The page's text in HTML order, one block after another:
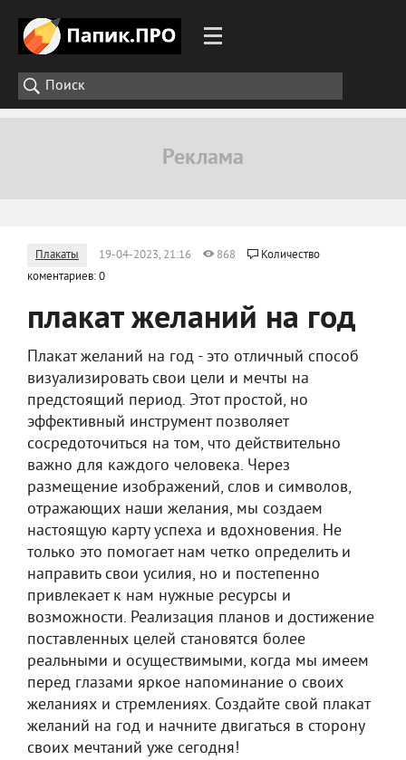
Плакаты 19-04-2023, 21:16 868
Количество
коментариев: 0
плакат желаний на год
Плакат желаний на год - это отличный способ
визуализировать свои цели и мечты на
предстоящий период. Этот простой, но
эффективный инструмент позволяет
сосредоточиться на том, что действительно
важно для каждого человека. Через
размещение изображений, слов и символов,
отражающих наши желания, мы создаем
настоящую карту успеха и вдохновения. Не
только это помогает нам четко определить и
направить свои усилия, но и постепенно
привлекает к нам нужные ресурсы и
возможности. Реализация планов и достижение
поставленных целей становятся более
реальными и осуществимыми, когда мы имеем
перед глазами яркое напоминание о своих
желаниях и стремлениях. Создайте свой плакат
желаний на год и начните двигаться в сторону
своих мечтаний уже сегодня!